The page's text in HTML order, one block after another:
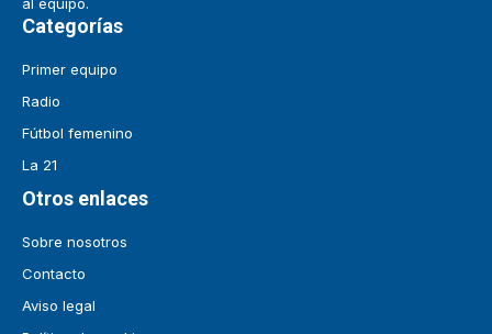
Categorías
Primer equipo
Radio
Fútbol femenino
La 21
Otros enlaces
Sobre nosotros
Contacto
Aviso legal